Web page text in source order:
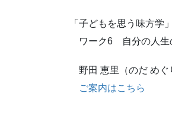
「子どもを思う味方学」
ワーク6 自分の人生
野田 恵里（のだ めぐ
ご案内はこちら